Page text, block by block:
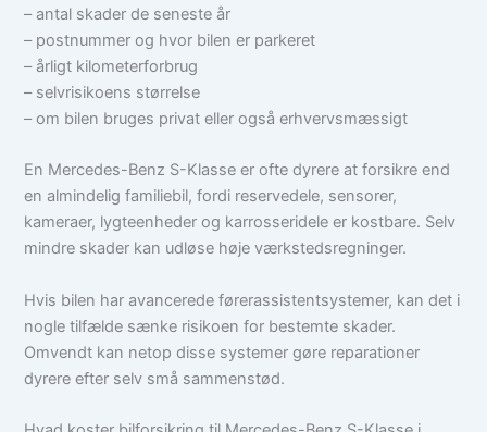
– antal skader de seneste år
– postnummer og hvor bilen er parkeret
– årligt kilometerforbrug
– selvrisikoens størrelse
– om bilen bruges privat eller også erhvervsmæssigt
En Mercedes-Benz S-Klasse er ofte dyrere at forsikre end
en almindelig familiebil, fordi reservedele, sensorer,
kameraer, lygteenheder og karrosseridele er kostbare. Selv
mindre skader kan udløse høje værkstedsregninger.
Hvis bilen har avancerede førerassistentsystemer, kan det i
nogle tilfælde sænke risikoen for bestemte skader.
Omvendt kan netop disse systemer gøre reparationer
dyrere efter selv små sammenstød.